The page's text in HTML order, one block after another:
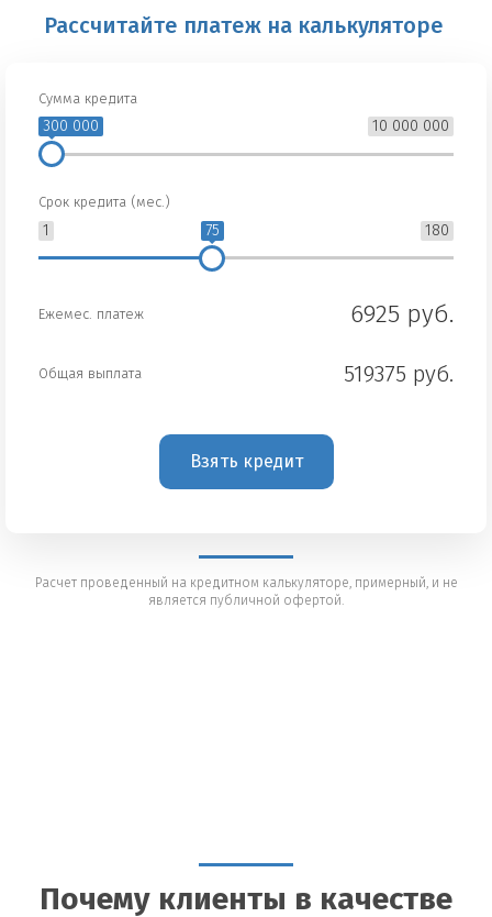
Рассчитайте платеж на калькуляторе
Сумма кредита
10 000 000
300 000
Срок кредита (мес.)
1 180
75
Ежемес. платеж 6925 руб.
Общая выплата 519375 руб.
Взять кредит
Расчет проведенный на кредитном калькуляторе, примерный, и не
является публичной офертой.
Почему клиенты в качестве